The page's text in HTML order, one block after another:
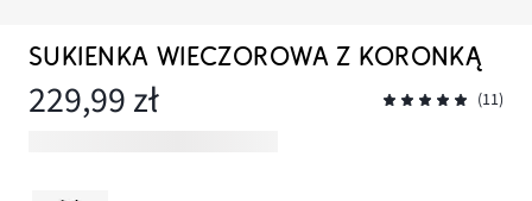
SUKIENKA WIECZOROWA Z KORONKĄ
229,99 zł (11)